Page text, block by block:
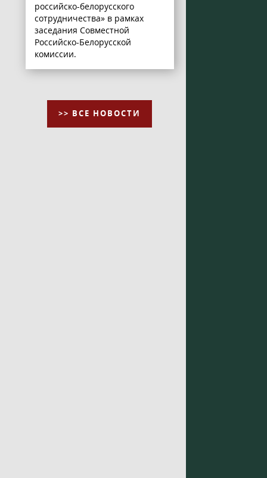
российско-белорусского
сотрудничества» в рамках
заседания Совместной
Российско-Белорусской
комиссии.
>> ВСЕ НОВОСТИ